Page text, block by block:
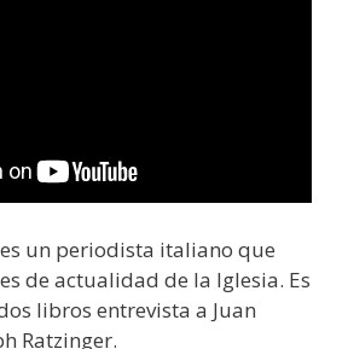
un periodista italiano que
de actualidad de la Iglesia. Es
libros entrevista a Juan
Ratzinger.